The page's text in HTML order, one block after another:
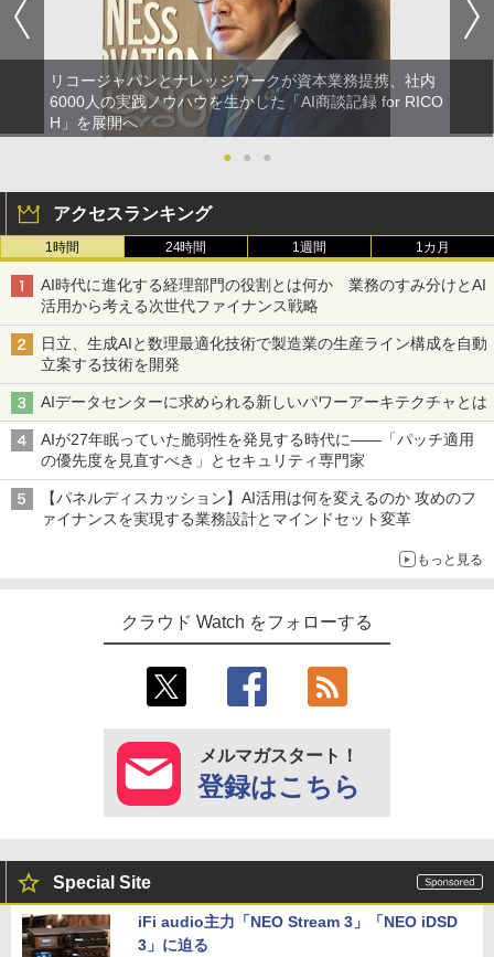
リコージャパンとナレッジワークが資本業務提携、社内
6000人の実践ノウハウを生かした「AI商談記録 for RICO
H」を展開へ
●
● ●
アクセスランキング
1時間 24時間 1週間 1カ月
AI時代に進化する経理部門の役割とは何か 業務のすみ分けとAI
活用から考える次世代ファイナンス戦略
日立、生成AIと数理最適化技術で製造業の生産ライン構成を自動
立案する技術を開発
AIデータセンターに求められる新しいパワーアーキテクチャとは
AIが27年眠っていた脆弱性を発見する時代に――「パッチ適用
の優先度を見直すべき」とセキュリティ専門家
【パネルディスカッション】AI活用は何を変えるのか 攻めのフ
ァイナンスを実現する業務設計とマインドセット変革
もっと見る
クラウド Watch をフォローする
メルマガスタート！
登録はこちら
Special Site
iFi audio主力「NEO Stream 3」「NEO iDSD
3」に迫る